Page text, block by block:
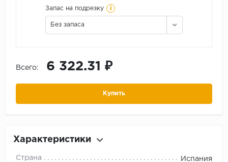
Запас на подрезку i
Без запаса
Всего: 6 322.31 ₽
Купить
Характеристики
Страна Испания